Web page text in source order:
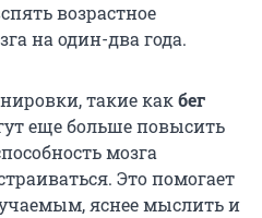
возрастное
на один-два года.
такие какбег
еще больше повысить
мозга
Это помогает
яснее мыслить и